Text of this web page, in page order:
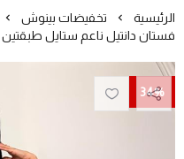
الرئيسية
تخفيضات بينوش
فستان دانتيل ناعم ستايل طبقتين
34%